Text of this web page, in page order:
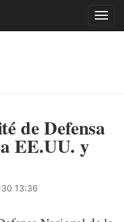
de Defensa
EE.UU. y
13:36